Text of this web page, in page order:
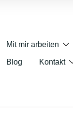
Mit mir arbeiten
Blog Kontakt